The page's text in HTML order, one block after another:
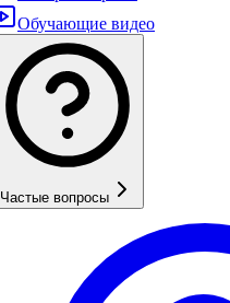
Обучающие видео
Частые вопросы